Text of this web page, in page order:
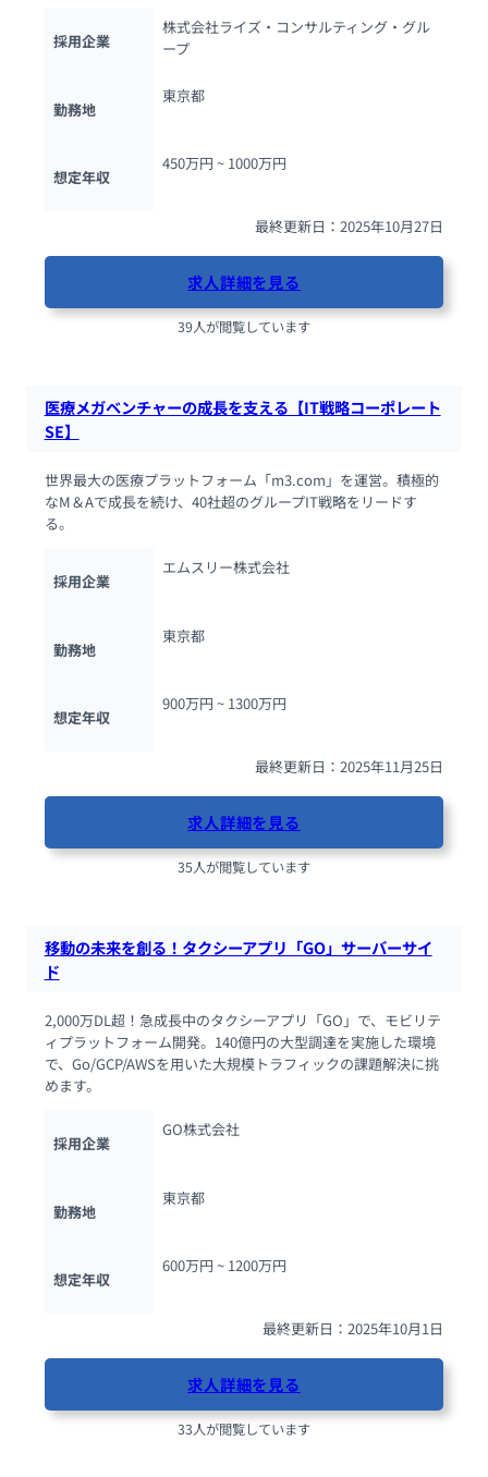
採用企業
株式会社ライズ・コンサルティング・グル
ープ
勤務地
東京都
想定年収
450万円 ~ 1000万円
最終更新日：2025年10月27日
求人詳細を見る
39人が閲覧しています
医療メガベンチャーの成長を支える【IT戦略コーポレート
SE】
世界最大の医療プラットフォーム「m3.com」を運営。積極的
なM＆Aで成長を続け、40社超のグループIT戦略をリードす
る。
採用企業
エムスリー株式会社
勤務地
東京都
想定年収
900万円 ~ 1300万円
最終更新日：2025年11月25日
求人詳細を見る
35人が閲覧しています
移動の未来を創る！タクシーアプリ「GO」サーバーサイ
ド
2,000万DL超！急成長中のタクシーアプリ「GO」で、モビリテ
ィプラットフォーム開発。140億円の大型調達を実施した環境
で、Go/GCP/AWSを用いた大規模トラフィックの課題解決に挑
めます。
採用企業
GO株式会社
勤務地
東京都
想定年収
600万円 ~ 1200万円
最終更新日：2025年10月1日
求人詳細を見る
33人が閲覧しています